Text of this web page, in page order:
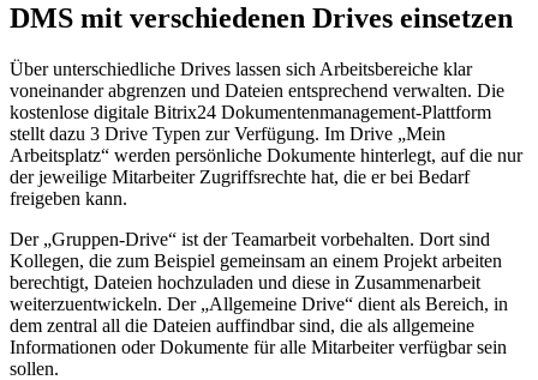
DMS mit verschiedenen Drives einsetzen
Über unterschiedliche Drives lassen sich Arbeitsbereiche klar
voneinander abgrenzen und Dateien entsprechend verwalten. Die
kostenlose digitale Bitrix24 Dokumentenmanagement-Plattform
stellt dazu 3 Drive Typen zur Verfügung. Im Drive „Mein
Arbeitsplatz“ werden persönliche Dokumente hinterlegt, auf die nur
der jeweilige Mitarbeiter Zugriffsrechte hat, die er bei Bedarf
freigeben kann.
Der „Gruppen-Drive“ ist der Teamarbeit vorbehalten. Dort sind
Kollegen, die zum Beispiel gemeinsam an einem Projekt arbeiten
berechtigt, Dateien hochzuladen und diese in Zusammenarbeit
weiterzuentwickeln. Der „Allgemeine Drive“ dient als Bereich, in
dem zentral all die Dateien auffindbar sind, die als allgemeine
Informationen oder Dokumente für alle Mitarbeiter verfügbar sein
sollen.